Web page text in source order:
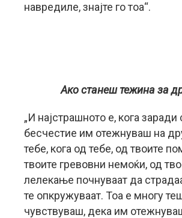
навредиле, знајте го тоа“.
Ако станеш тежина за
„И најстрашното е, кога заради
бесчестие им отежнуваш на
тебе, кога од тебе, од твоите
твоите гревовни немоќи, од
лелекање почнуваат да
те опкружуваат. Тоа е многу
чувствуваш, дека им